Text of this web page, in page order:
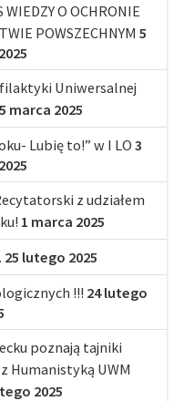
O OCHRONIE
POWSZECHNYM 5
Uniwersalnej
5 marca 2025
Lubię to!” w I LO 3
z udziałem
1 marca 2025
25 lutego 2025
!!! 24 lutego
poznają tajniki
UWM
2025